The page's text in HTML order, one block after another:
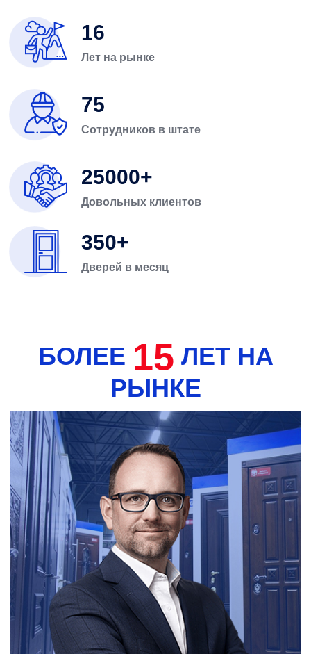
16
Лет на рынке
75
Сотрудников в штате
25000
Довольных клиентов
350
Дверей в месяц
БОЛЕЕ 15 ЛЕТ НА
РЫНКЕ